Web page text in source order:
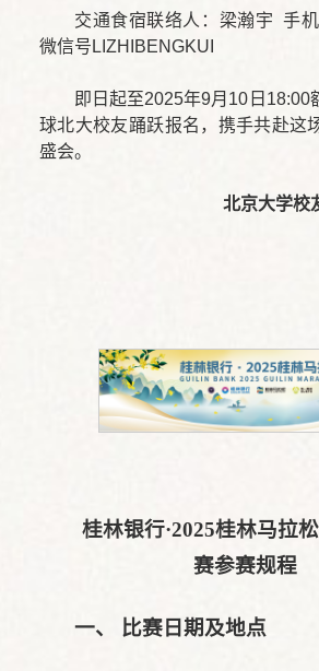
交通食宿联络人：梁瀚宇 手
微信号LIZHIBENGKUI
即日起至2025年9月10日18:00
球北大校友踊跃报名，携手共赴这
盛会。
北京大学校
桂林银行·2025桂林马拉
赛参赛规程
一、 比赛日期及地点